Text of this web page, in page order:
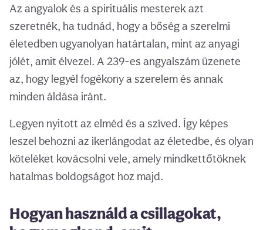
Az angyalok és a spirituális mesterek azt
szeretnék, ha tudnád, hogy a bőség a szerelmi
életedben ugyanolyan határtalan, mint az anyagi
jólét, amit élvezel. A 239-es angyalszám üzenete
az, hogy legyél fogékony a szerelem és annak
minden áldása iránt.
Legyen nyitott az elméd és a szíved. Így képes
leszel behozni az ikerlángodat az életedbe, és olyan
köteléket kovácsolni vele, amely mindkettőtöknek
hatalmas boldogságot hoz majd.
Hogyan használd a csillagokat,